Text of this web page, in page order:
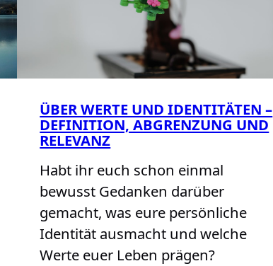
ÜBER WERTE UND IDENTITÄTEN –
DEFINITION, ABGRENZUNG UND
RELEVANZ
Habt ihr euch schon einmal
bewusst Gedanken darüber
gemacht, was eure persönliche
Identität ausmacht und welche
Werte euer Leben prägen?